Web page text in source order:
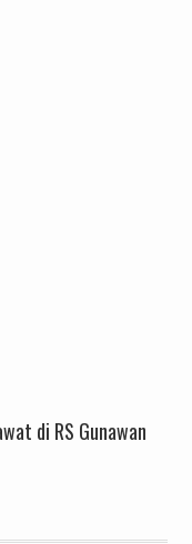
di RS Gunawan